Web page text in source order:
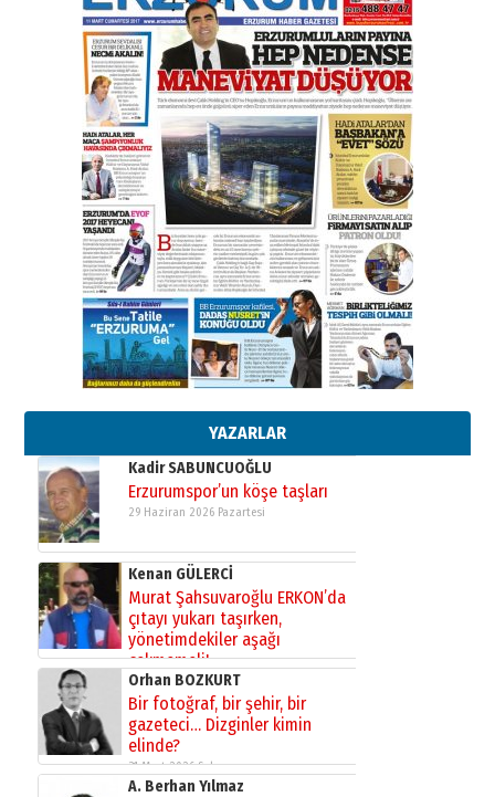
YAZARLAR
31 Mart 2026 Salı
A. Berhan Yılmaz
BİR BÖLÜM DEĞİL, BİR ÖMÜR
SEÇİYORSUNUZ… “NEDEN
ATATÜRK ÜNİVERSİTESİ?”
28 Temmuz 2026 Salı
Ahmet Gökhan YAZICI
Ahmed Yesevi’den bir Alperen…
”Reisimiz” idi… Hakka yürüdü.!
26 Mart 2026 Perşembe
Cem Bakırcı
Ardında bıraktığı hatıralarıyla
gönül adamı Faruk Terzioğlu!
13 Mayıs 2026 Çarşamba
Esat BİNDESEN
Başkan Sekmen’den Erzurum’a
02 Ağustos 2026 Pazar
Kadir SABUNCUOĞLU
Erzurumspor’un köşe taşları
29 Haziran 2026 Pazartesi
Kenan GÜLERCİ
Murat Şahsuvaroğlu ERKON’da
çıtayı yukarı taşırken,
yönetimdekiler aşağı
çekmemeli!
17 Şubat 2026 SalıOrhan BOZKURT
Bir fotoğraf, bir şehir, bir
gazeteci… Dizginler kimin
elinde?
31 Mart 2026 Salı
A. Berhan Yılmaz